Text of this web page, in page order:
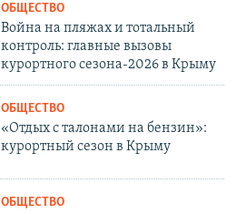
ОБЩЕСТВО
Война на пляжах и тотальный
контроль: главные вызовы
курортного сезона-2026 в Крыму
ОБЩЕСТВО
«Отдых с талонами на бензин»:
курортный сезон в Крыму
ОБЩЕСТВО